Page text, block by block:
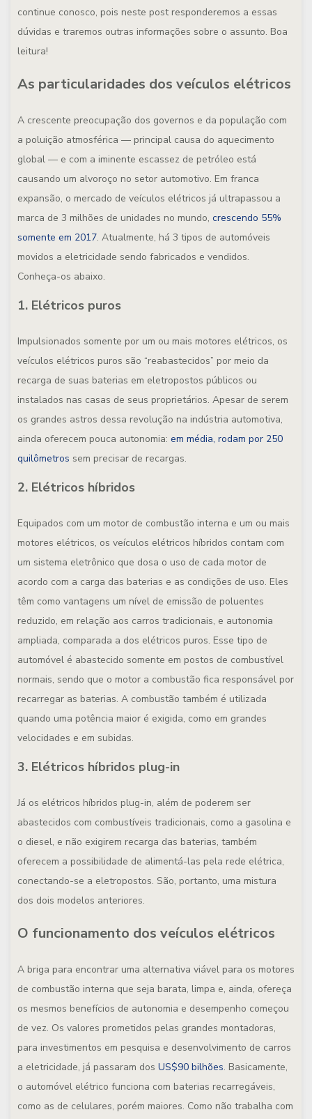
continue conosco, pois neste post responderemos a essas
dúvidas e traremos outras informações sobre o assunto. Boa
leitura!
As particularidades dos veículos elétricos
A crescente preocupação dos governos e da população com
a poluição atmosférica — principal causa do aquecimento
global — e com a iminente escassez de petróleo está
causando um alvoroço no setor automotivo. Em franca
expansão, o mercado de veículos elétricos já ultrapassou a
marca de 3 milhões de unidades no mundo, crescendo 55%
somente em 2017. Atualmente, há 3 tipos de automóveis
movidos a eletricidade sendo fabricados e vendidos.
Conheça-os abaixo.
1. Elétricos puros
Impulsionados somente por um ou mais motores elétricos, os
veículos elétricos puros são “reabastecidos” por meio da
recarga de suas baterias em eletropostos públicos ou
instalados nas casas de seus proprietários. Apesar de serem
os grandes astros dessa revolução na indústria automotiva,
ainda oferecem pouca autonomia: em média, rodam por 250
quilômetros sem precisar de recargas.
2. Elétricos híbridos
Equipados com um motor de combustão interna e um ou mais
motores elétricos, os veículos elétricos híbridos contam com
um sistema eletrônico que dosa o uso de cada motor de
acordo com a carga das baterias e as condições de uso. Eles
têm como vantagens um nível de emissão de poluentes
reduzido, em relação aos carros tradicionais, e autonomia
ampliada, comparada a dos elétricos puros. Esse tipo de
automóvel é abastecido somente em postos de combustível
normais, sendo que o motor a combustão fica responsável por
recarregar as baterias. A combustão também é utilizada
quando uma potência maior é exigida, como em grandes
velocidades e em subidas.
3. Elétricos híbridos plug-in
Já os elétricos híbridos plug-in, além de poderem ser
abastecidos com combustíveis tradicionais, como a gasolina e
o diesel, e não exigirem recarga das baterias, também
oferecem a possibilidade de alimentá-las pela rede elétrica,
conectando-se a eletropostos. São, portanto, uma mistura
dos dois modelos anteriores.
O funcionamento dos veículos elétricos
A briga para encontrar uma alternativa viável para os motores
de combustão interna que seja barata, limpa e, ainda, ofereça
os mesmos benefícios de autonomia e desempenho começou
de vez. Os valores prometidos pelas grandes montadoras,
para investimentos em pesquisa e desenvolvimento de carros
a eletricidade, já passaram dos US$90 bilhões. Basicamente,
o automóvel elétrico funciona com baterias recarregáveis,
como as de celulares, porém maiores. Como não trabalha com